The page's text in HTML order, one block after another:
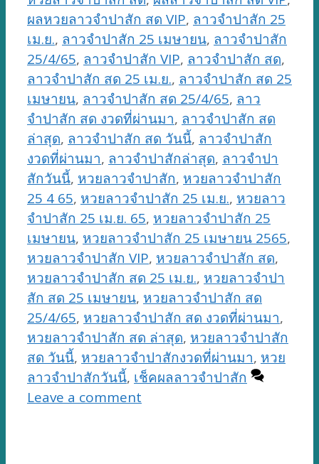
ผลหวยลาวจำปาสัก สด VIP, ลาวจำปาสัก 25
เม.ย., ลาวจำปาสัก 25 เมษายน, ลาวจำปาสัก
25/4/65, ลาวจำปาสัก VIP, ลาวจำปาสัก สด,
ลาวจำปาสัก สด 25 เม.ย., ลาวจำปาสัก สด 25
เมษายน, ลาวจำปาสัก สด 25/4/65, ลาว
จำปาสัก สด งวดที่ผ่านมา, ลาวจำปาสัก สด
ล่าสุด, ลาวจำปาสัก สด วันนี้, ลาวจำปาสัก
งวดที่ผ่านมา, ลาวจำปาสักล่าสุด, ลาวจำปา
สักวันนี้, หวยลาวจำปาสัก, หวยลาวจำปาสัก
25 4 65, หวยลาวจำปาสัก 25 เม.ย., หวยลาว
จำปาสัก 25 เม.ย. 65, หวยลาวจำปาสัก 25
เมษายน, หวยลาวจำปาสัก 25 เมษายน 2565,
หวยลาวจำปาสัก VIP, หวยลาวจำปาสัก สด,
หวยลาวจำปาสัก สด 25 เม.ย., หวยลาวจำปา
สัก สด 25 เมษายน, หวยลาวจำปาสัก สด
25/4/65, หวยลาวจำปาสัก สด งวดที่ผ่านมา,
หวยลาวจำปาสัก สด ล่าสุด, หวยลาวจำปาสัก
สด วันนี้, หวยลาวจำปาสักงวดที่ผ่านมา, หวย
ลาวจำปาสักวันนี้, เช็คผลลาวจำปาสัก
Leave a comment